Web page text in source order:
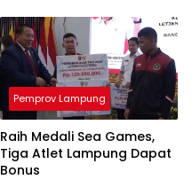
Pemprov Lampung
Raih Medali Sea Games,
Tiga Atlet Lampung Dapat
Bonus